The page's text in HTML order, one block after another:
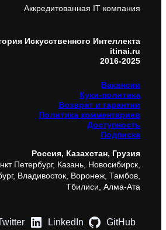
Аккредитованная IT компания
Искусственного Интеллекта
itinai.ru
2016-2025
Вакансии
Куки-политика
Возврат и гарантии
Политика комментариев
Доступность
Подписка
Россия, Казахстан, Грузия
Петербург, Казань, Новосибирск,
Владивосток, Воронеж, Тамбов,
Тбилиси, Алма-Ата
LinkedIn
GitHub